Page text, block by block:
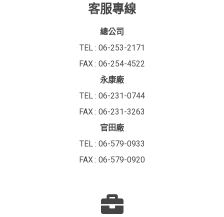
客服專線
總公司
TEL : 06-253-2171
FAX : 06-254-4522
永康廠
TEL : 06-231-0744
FAX : 06-231-3263
官田廠
TEL : 06-579-0933
FAX : 06-579-0920